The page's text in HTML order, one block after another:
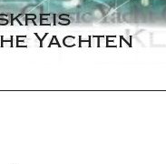
Yachten